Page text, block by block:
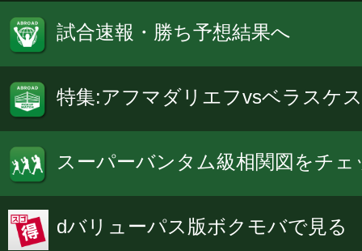
試合速報・勝ち予想結果へ
特集:アフマダリエフvsベラスケス
スーパーバンタム級相関図をチェ
dバリューパス版ボクモバで見る